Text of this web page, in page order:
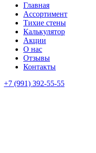
Главная
Ассортимент
Тихие стены
Калькулятор
Акции
О нас
Отзывы
Контакты
+7 (991) 392-55-55